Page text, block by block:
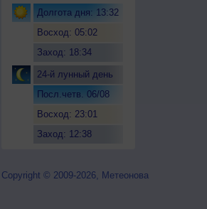
Долгота дня: 13:32
Восход: 05:02
Заход: 18:34
24-й лунный день
Посл.четв. 06/08
Восход: 23:01
Заход: 12:38
Copyright © 2009-2026, Метеонова